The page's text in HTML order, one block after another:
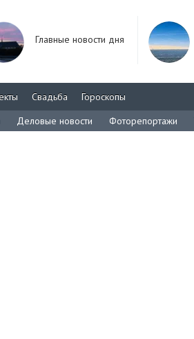
Главные новости дня
Свадьба
Гороскопы
Деловые новости Фоторепортажи